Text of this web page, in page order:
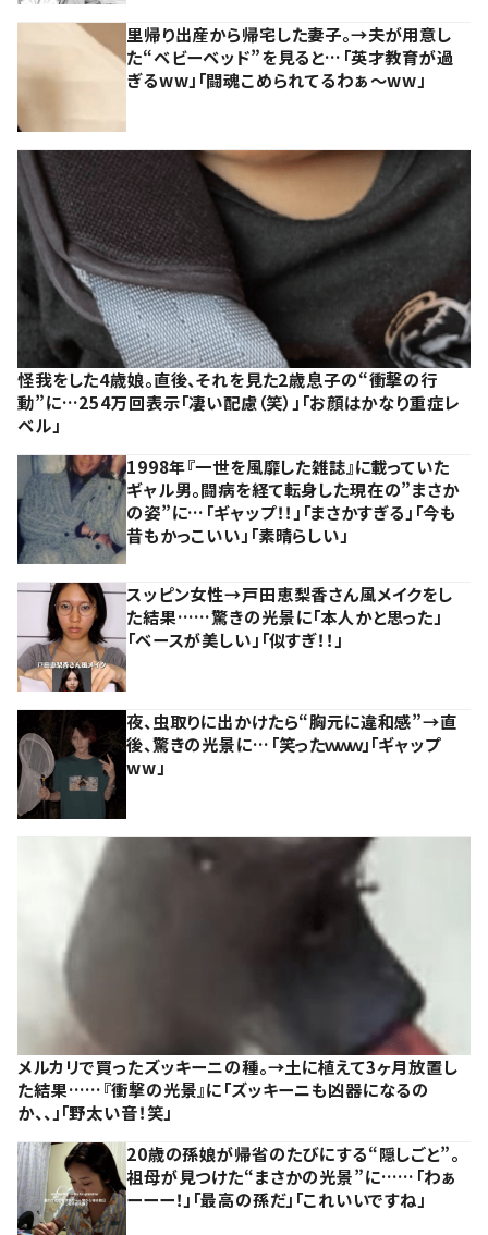
里帰り出産から帰宅した妻子。→夫が用意し
た“ベビーベッド”を見ると…「英才教育が過
ぎるww」「闘魂こめられてるわぁ～ww」
怪我をした4歳娘。直後、それを見た2歳息子の“衝撃の行
動”に…254万回表示「凄い配慮（笑）」「お顔はかなり重症レ
ベル」
1998年『一世を風靡した雑誌』に載っていた
ギャル男。闘病を経て転身した現在の”まさか
の姿”に…「ギャップ！！」「まさかすぎる」「今も
昔もかっこいい」「素晴らしい」
スッピン女性→戸田恵梨香さん風メイクをし
た結果……驚きの光景に「本人かと思った」
「ベースが美しい」「似すぎ！！」
夜、虫取りに出かけたら“胸元に違和感”→直
後、驚きの光景に…「笑ったｗｗｗ」「ギャップ
ww」
メルカリで買ったズッキーニの種。→土に植えて3ヶ月放置し
た結果……『衝撃の光景』に「ズッキーニも凶器になるの
か、、」「野太い音！笑」
20歳の孫娘が帰省のたびにする“隠しごと”。
祖母が見つけた“まさかの光景”に……「わぁ
ーーー！」「最高の孫だ」「これいいですね」